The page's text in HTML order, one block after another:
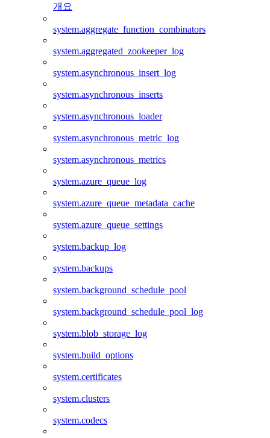
개요
system.aggregate_function_combinators
system.aggregated_zookeeper_log
system.asynchronous_insert_log
system.asynchronous_inserts
system.asynchronous_loader
system.asynchronous_metric_log
system.asynchronous_metrics
system.azure_queue_log
system.azure_queue_metadata_cache
system.azure_queue_settings
system.backup_log
system.backups
system.background_schedule_pool
system.background_schedule_pool_log
system.blob_storage_log
system.build_options
system.certificates
system.clusters
system.codecs